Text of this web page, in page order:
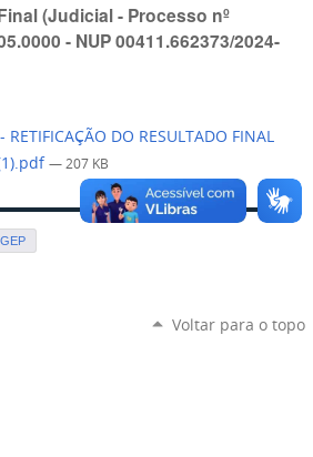
(Judicial - Processo nº
- NUP 00411.662373/2024-
RETIFICAÇÃO DO RESULTADO FINAL
— 207 KB
Voltar para o topo